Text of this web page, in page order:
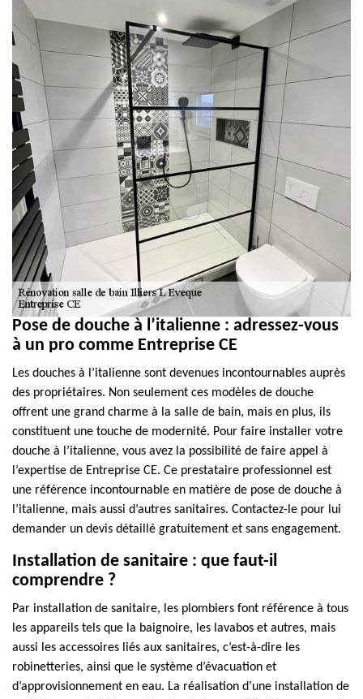
Pose de douche à l’italienne : adressez-vous
à un pro comme Entreprise CE
Les douches à l’italienne sont devenues incontournables auprès
des propriétaires. Non seulement ces modèles de douche
offrent une grand charme à la salle de bain, mais en plus, ils
constituent une touche de modernité. Pour faire installer votre
douche à l’italienne, vous avez la possibilité de faire appel à
l’expertise de Entreprise CE. Ce prestataire professionnel est
une référence incontournable en matière de pose de douche à
l’italienne, mais aussi d’autres sanitaires. Contactez-le pour lui
demander un devis détaillé gratuitement et sans engagement.
Installation de sanitaire : que faut-il
comprendre ?
Par installation de sanitaire, les plombiers font référence à tous
les appareils tels que la baignoire, les lavabos et autres, mais
aussi les accessoires liés aux sanitaires, c’est-à-dire les
robinetteries, ainsi que le système d’évacuation et
d’approvisionnement en eau. La réalisation d’une installation de